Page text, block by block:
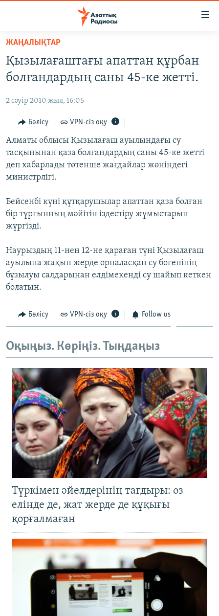
Skip
main
content
to
Navigation
Skip
to
Search
САЯСАТ
ҚАҢТАР ОҚИҒАСЫ
АДАМ ҚҰҚЫҚТАРЫ
ӘЛЕУМЕТ
ӘЛЕМ
АРНАЙЫ ЖОБАЛАР
Русский
ЖАЗЫЛЫҢЫЗ
Басқа тілдерде
ЖАҢАЛЫҚТАР
Қызылағаштағы апаттан құрбан
болғандардың саны 45-ке жетті.
2 сәуір 2010 жыл, 16:05
Бөлісу VPN-сіз оқу
Алматы облысы Қызылағаш ауылындағы су
тасқынынан қаза болғандардың саны 45-ке жетті
деп хабарлады төтенше жағдайлар жөніндегі
министрлігі.
Бейсенбі күні құтқарушылар апаттан қаза болған
бір тұрғынның мәйітін іздестіру жұмыстарын
жүргізді.
Наурыздың 11-нен 12-не қараған түні Қызылағаш
ауылына жақын жерде орналасқан су бөгенінің
бұзылуы салдарынан елдімекенді су шайып кеткен
болатын.
Бөлісу VPN-сіз оқу Follow us
Оқыңыз. Көріңіз. Тыңдаңыз
Түркімен әйелдерінің тағдыры: өз
елінде де, жат жерде де құқығы
қорғалмаған